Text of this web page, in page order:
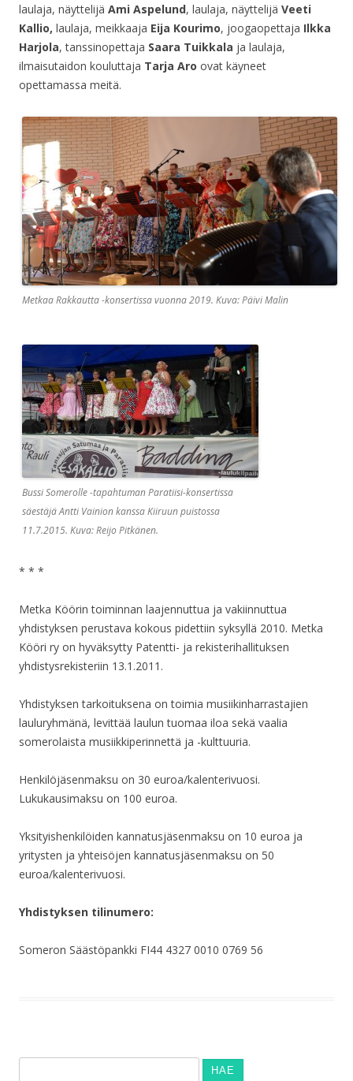
laulaja, näyttelijä Ami Aspelund, laulaja, näyttelijä Veeti
Kallio, laulaja, meikkaaja Eija Kourimo, joogaopettaja Ilkka
Harjola, tanssinopettaja Saara Tuikkala ja laulaja,
ilmaisutaidon kouluttaja Tarja Aro ovat käyneet
opettamassa meitä.
Metkaa Rakkautta -konsertissa vuonna 2019. Kuva: Päivi Malin
Bussi Somerolle -tapahtuman Paratiisi-konsertissa
säestäjä Antti Vainion kanssa Kiiruun puistossa
11.7.2015. Kuva: Reijo Pitkänen.
* * *
Metka Köörin toiminnan laajennuttua ja vakiinnuttua
yhdistyksen perustava kokous pidettiin syksyllä 2010. Metka
Kööri ry on hyväksytty Patentti- ja rekisterihallituksen
yhdistysrekisteriin 13.1.2011.
Yhdistyksen tarkoituksena on toimia musiikinharrastajien
lauluryhmänä, levittää laulun tuomaa iloa sekä vaalia
somerolaista musiikkiperinnettä ja -kulttuuria.
Henkilöjäsenmaksu on 30 euroa/kalenterivuosi.
Lukukausimaksu on 100 euroa.
Yksityishenkilöiden kannatusjäsenmaksu on 10 euroa ja
yritysten ja yhteisöjen kannatusjäsenmaksu on 50
euroa/kalenterivuosi.
Yhdistyksen tilinumero:
Someron Säästöpankki FI44 4327 0010 0769 56